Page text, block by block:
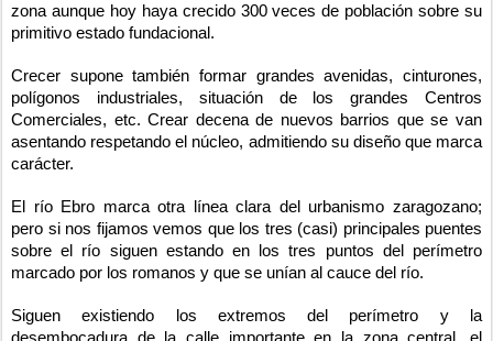
zona aunque hoy haya crecido 300 veces de población sobre su
primitivo estado fundacional.
Crecer supone también formar grandes avenidas, cinturones,
polígonos industriales, situación de los grandes Centros
Comerciales, etc. Crear decena de nuevos barrios que se van
asentando respetando el núcleo, admitiendo su diseño que marca
carácter.
El río Ebro marca otra línea clara del urbanismo zaragozano;
pero si nos fijamos vemos que los tres (casi) principales puentes
sobre el río siguen estando en los tres puntos del perímetro
marcado por los romanos y que se unían al cauce del río.
Siguen existiendo los extremos del perímetro y la
desembocadura de la calle importante en la zona central, el